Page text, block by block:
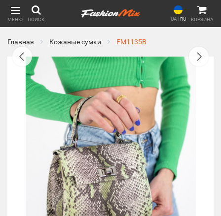
МЕНЮ ПОИСК UA |RU КОРЗИНА
Главная Кожаные сумки FM1135B